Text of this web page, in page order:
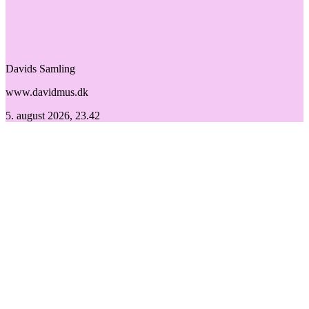
Davids Samling
www.davidmus.dk
5. august 2026, 23.42